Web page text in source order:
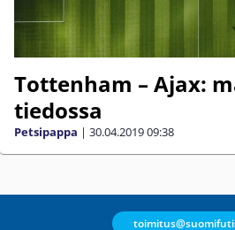
Tottenham – Ajax:
tiedossa
Petsipappa | 30.04.201909:38